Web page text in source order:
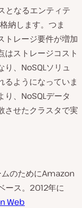
となるエンティテ
納します。つま
トレージ要件が増加
はストレージコスト
、NoSQLソリュ
るようになっていま
、NoSQLデータ
させたクラスタで実
のためにAmazon
ース。2012年に
Web